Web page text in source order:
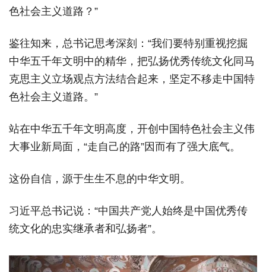
色社会主义道路？”
鉴往知来，总书记思考深刻：“我们要特别重视挖掘
中华五千年文明中的精华，把弘扬优秀传统文化同马
克思主义立场观点方法结合起来，坚定不移走中国特
色社会主义道路。”
站在中华五千年文明高度，开创中国特色社会主义伟
大事业新局面，“走自己的路”因而有了强大底气。
这份自信，源于生生不息的中华文明。
习近平总书记说：“中国共产党人始终是中国优秀传
统文化的忠实继承者和弘扬者”。